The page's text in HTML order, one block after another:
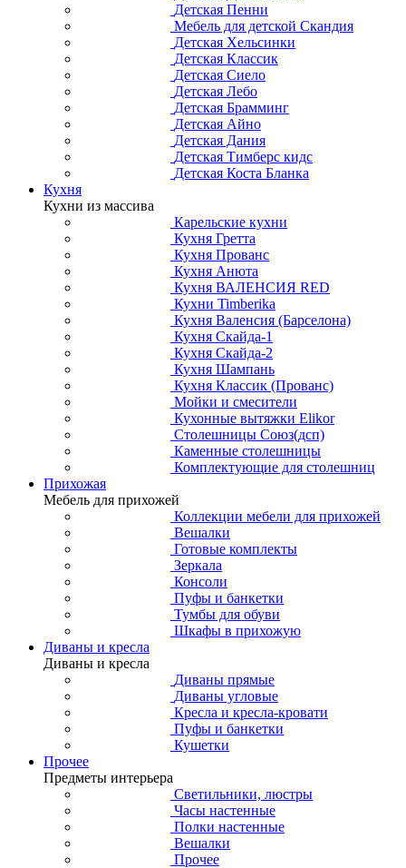
Детская Пенни
Мебель для детской Скандия
Детская Хельсинки
Детская Классик
Детская Сиело
Детская Лебо
Детская Брамминг
Детская Айно
Детская Дания
Детская Тимберс кидс
Детская Коста Бланка
Кухня
Кухни из массива
Карельские кухни
Кухня Гретта
Кухня Прованс
Кухня Анюта
Кухня ВАЛЕНСИЯ RED
Кухни Timberika
Кухня Валенсия (Барселона)
Кухня Скайда-1
Кухня Скайда-2
Кухня Шампань
Кухня Классик (Прованс)
Мойки и смесители
Кухонные вытяжки Elikor
Столешницы Союз(дсп)
Каменные столешницы
Комплектующие для столешниц
Прихожая
Мебель для прихожей
Коллекции мебели для прихожей
Вешалки
Готовые комплекты
Зеркала
Консоли
Пуфы и банкетки
Тумбы для обуви
Шкафы в прихожую
Диваны и кресла
Диваны и кресла
Диваны прямые
Диваны угловые
Кресла и кресла-кровати
Пуфы и банкетки
Кушетки
Прочее
Предметы интерьера
Светильники, люстры
Часы настенные
Полки настенные
Вешалки
Прочее